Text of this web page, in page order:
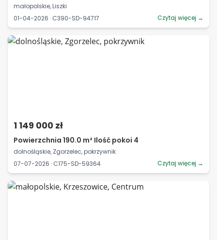
małopolskie, Liszki
01-04-2026 · C390-SD-94717
Czytaj więcej →
1 149 000 zł
Powierzchnia 190.0 m² Ilość pokoi 4
dolnośląskie, Zgorzelec, pokrzywnik
07-07-2026 · C175-SD-59364
Czytaj więcej →